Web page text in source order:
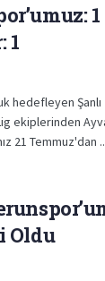
1
hedefleyen
ekiplerinden
21 Temmuz'dan
Oldu